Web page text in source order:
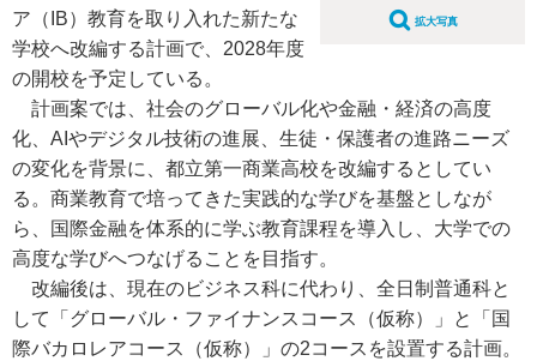
拡大写真
ア（IB）教育を取り入れた新たな
学校へ改編する計画で、2028年度
の開校を予定している。
計画案では、社会のグローバル化や金融・経済の高度
化、AIやデジタル技術の進展、生徒・保護者の進路ニーズ
の変化を背景に、都立第一商業高校を改編するとしてい
る。商業教育で培ってきた実践的な学びを基盤としなが
ら、国際金融を体系的に学ぶ教育課程を導入し、大学での
高度な学びへつなげることを目指す。
改編後は、現在のビジネス科に代わり、全日制普通科と
して「グローバル・ファイナンスコース（仮称）」と「国
際バカロレアコース（仮称）」の2コースを設置する計画。